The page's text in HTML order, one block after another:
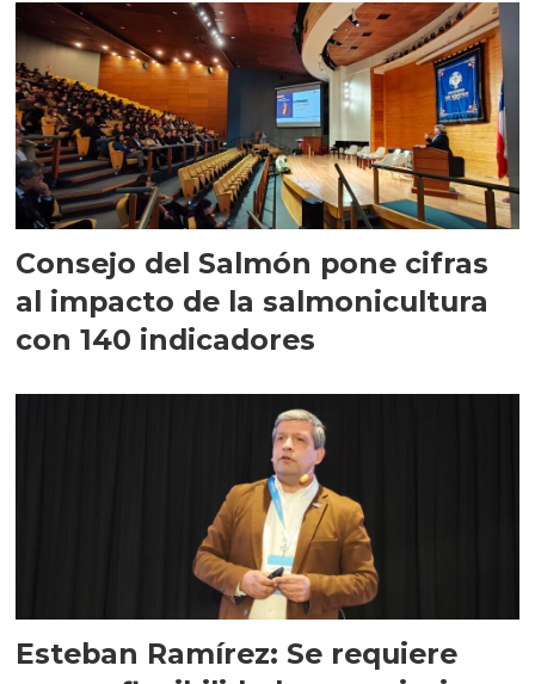
Consejo del Salmón pone cifras
al impacto de la salmonicultura
con 140 indicadores
Esteban Ramírez: Se requiere